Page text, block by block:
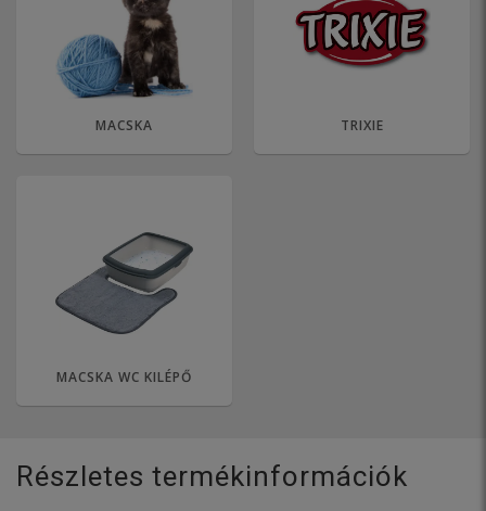
MACSKA TRIXIE
MACSKA WC KILÉPŐ
Részletes termékinformációk